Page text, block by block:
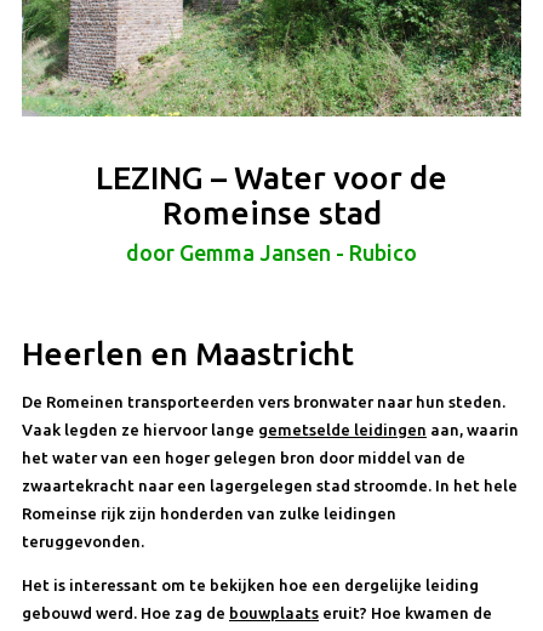
LEZING – Water voor de
Romeinse stad
door Gemma Jansen - Rubico
Heerlen en Maastricht
De Romeinen transporteerden vers bronwater naar hun steden.
Vaak legden ze hiervoor lange gemetselde leidingen aan, waarin
het water van een hoger gelegen bron door middel van de
zwaartekracht naar een lagergelegen stad stroomde. In het hele
Romeinse rijk zijn honderden van zulke leidingen
teruggevonden.
Het is interessant om te bekijken hoe een dergelijke leiding
gebouwd werd. Hoe zag de bouwplaats eruit? Hoe kwamen de